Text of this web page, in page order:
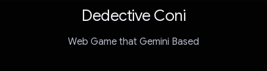
Dedective Coni
Web Game that Gemini Based